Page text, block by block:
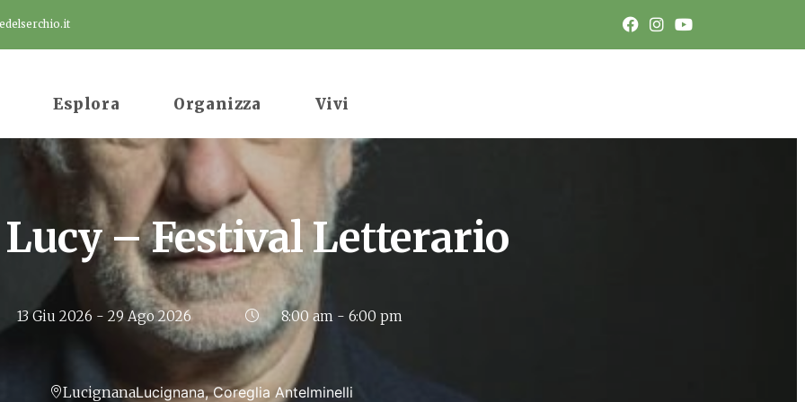
Esplora Organizza Vivi
– Festival Letterario
13 Giu 2026 - 29 Ago 2026 8:00 am - 6:00 pm
LucignanaLucignana, Coreglia Antelminelli